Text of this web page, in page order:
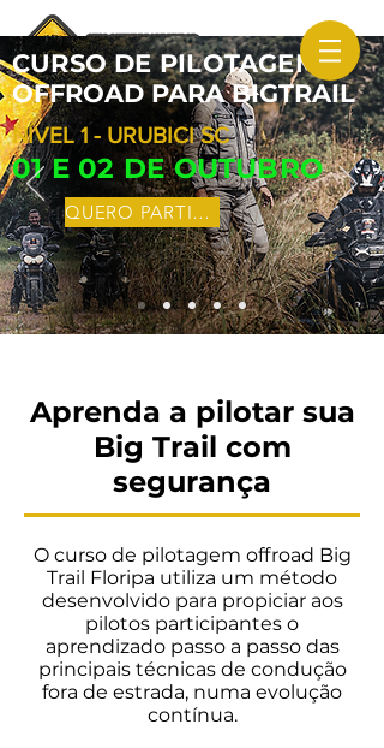
CURSO DE PILOTAGEM
OFFROAD PARA BIGTRAIL
NÍVEL 1 - URUBICI SC
01 E 02 DE OUTUBRO
QUERO PARTICIPAR
Aprenda a pilotar sua
Big Trail com
segurança
O curso de pilotagem offroad Big
Trail Floripa utiliza um método
desenvolvido para propiciar aos
pilotos participantes o
aprendizado passo a passo das
principais técnicas de condução
fora de estrada, numa evolução
contínua.